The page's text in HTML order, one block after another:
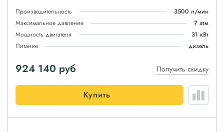
Производительность
3500 л/мин
Максимальное давление
7 атм
Мощность двигателя
31 кВт
Питание
дизель
924 140 руб Получить скидку
Купить